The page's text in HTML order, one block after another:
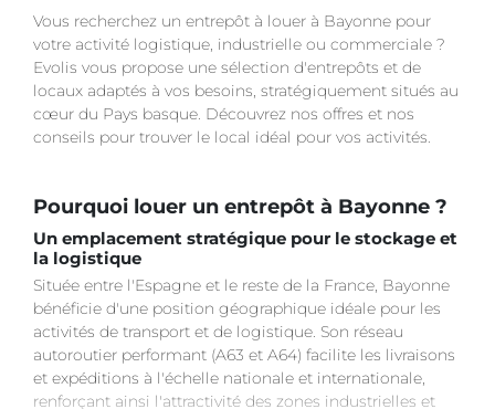
Vous recherchez un entrepôt à louer à Bayonne pour
votre activité logistique, industrielle ou commerciale ?
Evolis vous propose une sélection d'entrepôts et de
locaux adaptés à vos besoins, stratégiquement situés au
cœur du Pays basque. Découvrez nos offres et nos
conseils pour trouver le local idéal pour vos activités.
Pourquoi louer un entrepôt à Bayonne ?
Un emplacement stratégique pour le stockage et
la logistique
Située entre l'Espagne et le reste de la France, Bayonne
bénéficie d'une position géographique idéale pour les
activités de transport et de logistique. Son réseau
autoroutier performant (A63 et A64) facilite les livraisons
et expéditions à l'échelle nationale et internationale,
renforçant ainsi l'attractivité des zones industrielles et